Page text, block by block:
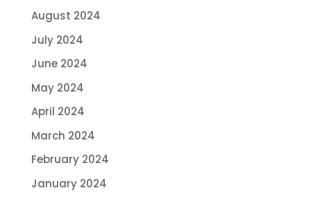
August 2024
July 2024
June 2024
May 2024
April 2024
March 2024
February 2024
January 2024